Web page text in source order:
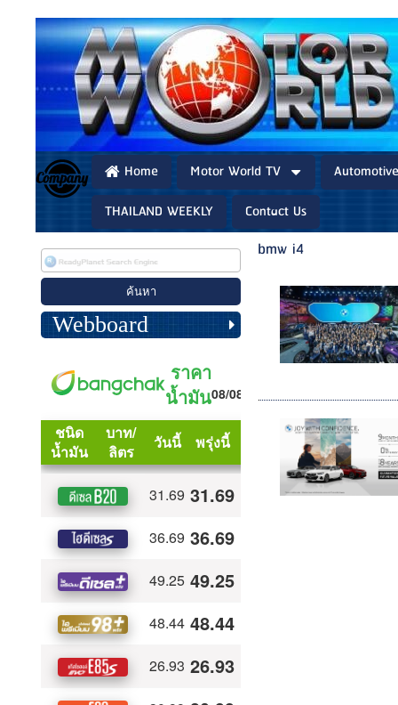
Home Motor World TV
THAILAND WEEKLY
Contact Us
Webboard
bmw i4